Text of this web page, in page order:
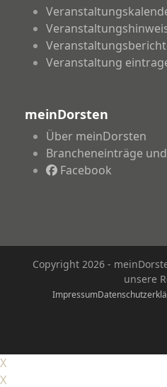
Veranstaltung
meinDorsten
Über meinDorsten
Brancheneinträge
Facebook
Copyright 2026 -
unsere
Impressum
X
X